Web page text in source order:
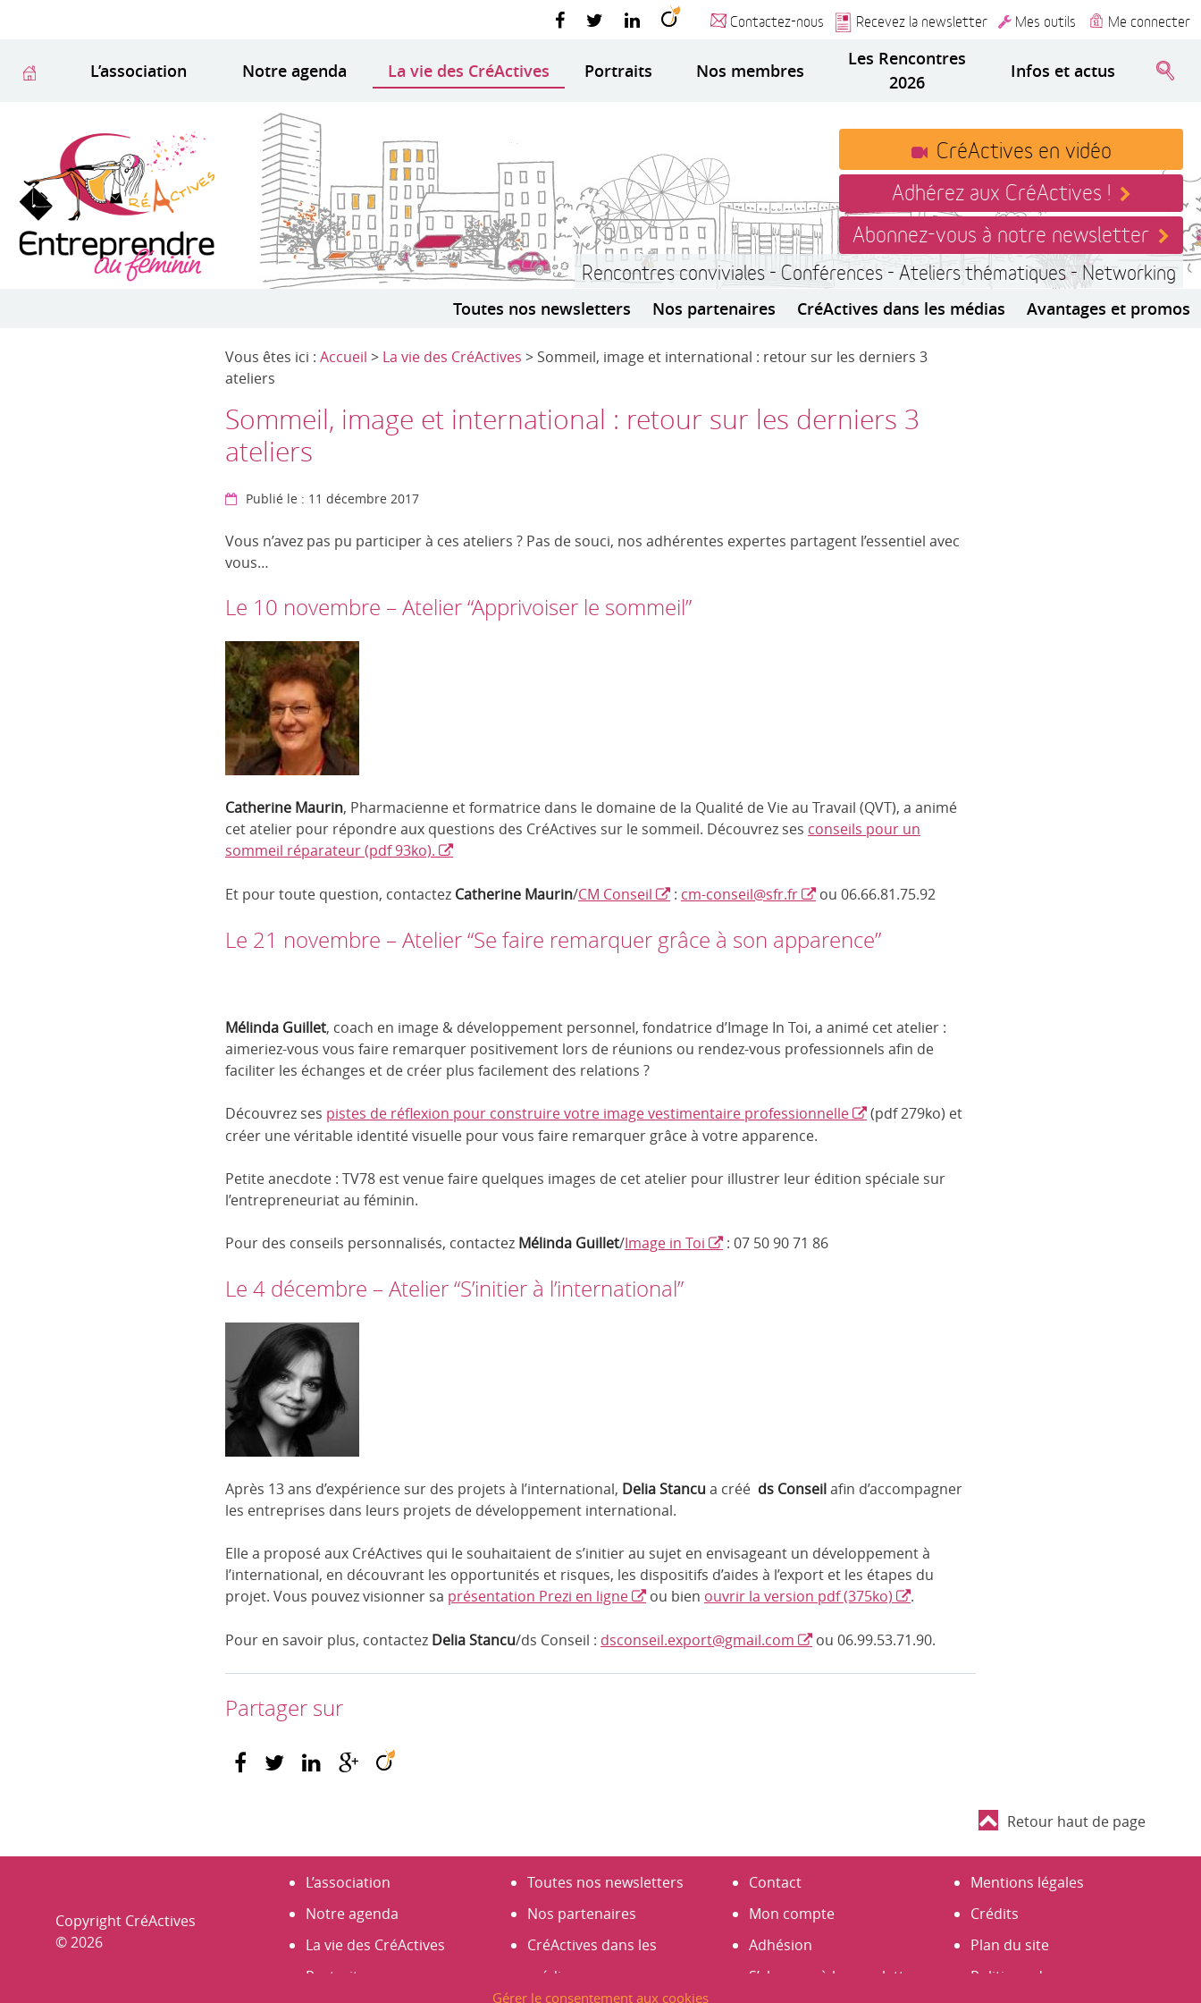
Gérer le consentement aux cookies
Contactez-nous Recevez la newsletter Mes outils Me connecter
L’association Notre agenda La vie des CréActives Portraits Nos membres
Les Rencontres
2026
Infos et actus
CréActives en vidéo
Adhérez aux CréActives !
Abonnez-vous à notre newsletter
Rencontres conviviales - Conférences - Ateliers thématiques - Networking
Toutes nos newsletters Nos partenaires CréActives dans les médias Avantages et promos
Vous êtes ici : Accueil > La vie des CréActives > Sommeil, image et international : retour sur les derniers 3
ateliers
Sommeil, image et international : retour sur les derniers 3
ateliers
Publié le : 11 décembre 2017
Vous n’avez pas pu participer à ces ateliers ? Pas de souci, nos adhérentes expertes partagent l’essentiel avec
vous…
Le 10 novembre – Atelier “Apprivoiser le sommeil”
Catherine Maurin, Pharmacienne et formatrice dans le domaine de la Qualité de Vie au Travail (QVT), a animé
cet atelier pour répondre aux questions des CréActives sur le sommeil. Découvrez ses conseils pour un
sommeil réparateur (pdf 93ko).
Et pour toute question, contactez Catherine Maurin/CM Conseil : cm-conseil@sfr.fr ou 06.66.81.75.92
Le 21 novembre – Atelier “Se faire remarquer grâce à son apparence”
Mélinda Guillet, coach en image & développement personnel, fondatrice d’Image In Toi, a animé cet atelier :
aimeriez-vous vous faire remarquer positivement lors de réunions ou rendez-vous professionnels afin de
faciliter les échanges et de créer plus facilement des relations ?
Découvrez ses pistes de réflexion pour construire votre image vestimentaire professionnelle
(pdf 279ko) et
créer une véritable identité visuelle pour vous faire remarquer grâce à votre apparence.
Petite anecdote : TV78 est venue faire quelques images de cet atelier pour illustrer leur édition spéciale sur
l’entrepreneuriat au féminin.
Pour des conseils personnalisés, contactez Mélinda Guillet/Image in Toi : 07 50 90 71 86
Le 4 décembre – Atelier “S’initier à l’international”
Après 13 ans d’expérience sur des projets à l’international, Delia Stancua créé ds Conseilafin d’accompagner
les entreprises dans leurs projets de développement international.
Elle a proposé aux CréActives qui le souhaitaient de s’initier au sujet en envisageant un développement à
l’international, en découvrant les opportunités et risques, les dispositifs d’aides à l’export et les étapes du
projet. Vous pouvez visionner sa présentation Prezi en ligne ou bien ouvrir la version pdf (375ko) .
Pour en savoir plus, contactez Delia Stancu/ds Conseil : dsconseil.export@gmail.com ou 06.99.53.71.90.
Partager sur
Retour haut de page
Copyright CréActives
© 2026
L’association
Notre agenda
La vie des CréActives
Portraits
Toutes nos newsletters
Nos partenaires
CréActives dans les
médias
Contact
Mon compte
Adhésion
S’abonner à la newsletter
Mentions légales
Crédits
Plan du site
Politique de